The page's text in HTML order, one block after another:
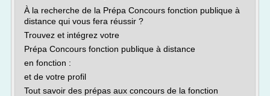
À la recherche de la Prépa Concours fonction publique à
distance qui vous fera réussir ?
Trouvez et intégrez votre
Prépa Concours fonction publique à distance
en fonction :
et de votre profil
Tout savoir des prépas aux concours de la fonction